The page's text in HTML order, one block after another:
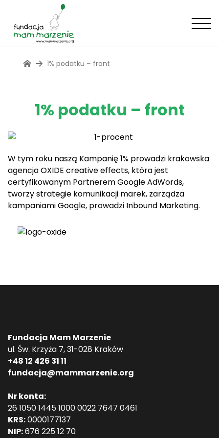
1% podatku – front
1% podatku – front
W tym roku naszą Kampanię 1% prowadzi krakowska
agencjaOXIDE creative effects, która jest
certyfikowanym Partnerem Google AdWords,
tworzy strategie komunikacji marek, zarządza
kampaniami Google, prowadzi Inbound Marketing.
Fundacja Mam Marzenie
ul. Św. Krzyża 7, 31-028 Kraków
+48 12 426 31 11
fundacja@mammarzenie.org
Nr konta:
26 1050 1445 1000 0022 7647 0461
KRS:0000177137
NIP:676 225 12 70